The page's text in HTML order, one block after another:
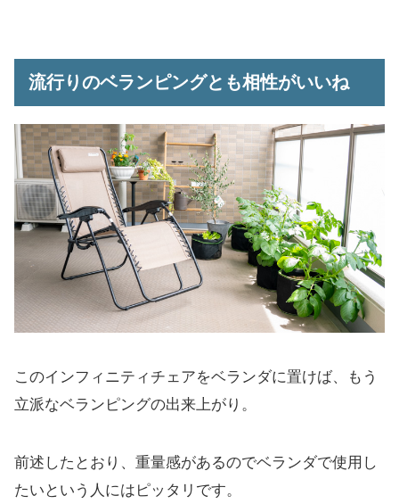
流行りのベランピングとも相性がいいね
このインフィニティチェアをベランダに置けば、もう
立派なベランピングの出来上がり。
前述したとおり、重量感があるのでベランダで使用し
たいという人にはピッタリです。